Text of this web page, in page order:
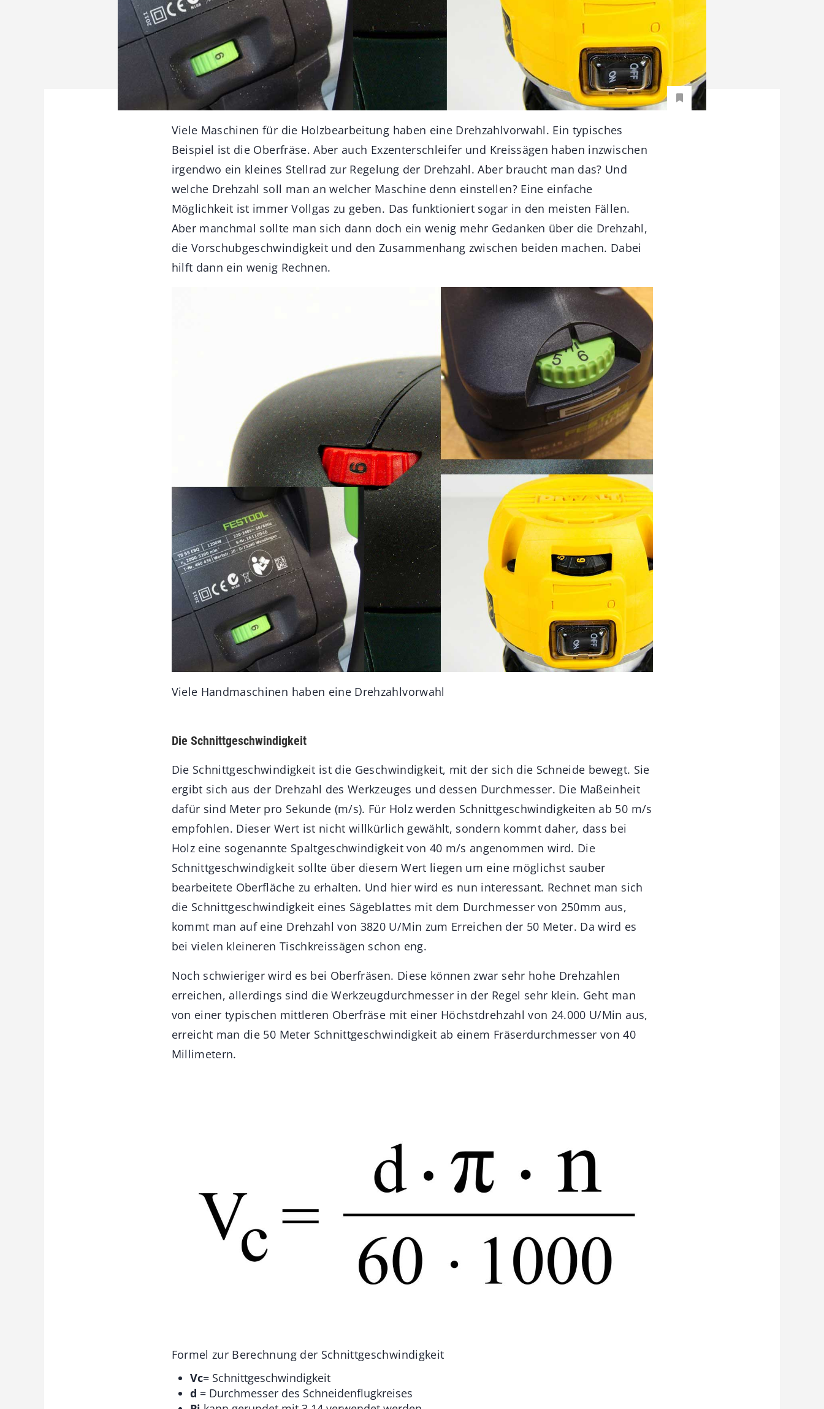
Viele Maschinen für die Holzbearbeitung haben eine Drehzahlvorwahl. Ein typisches
Beispiel ist die Oberfräse. Aber auch Exzenterschleifer und Kreissägen haben inzwischen
irgendwo ein kleines Stellrad zur Regelung der Drehzahl. Aber braucht man das? Und
welche Drehzahl soll man an welcher Maschine denn einstellen? Eine einfache
Möglichkeit ist immer Vollgas zu geben. Das funktioniert sogar in den meisten Fällen.
Aber manchmal sollte man sich dann doch ein wenig mehr Gedanken über die Drehzahl,
die Vorschubgeschwindigkeit und den Zusammenhang zwischen beiden machen. Dabei
hilft dann ein wenig Rechnen.
Viele Handmaschinen haben eine Drehzahlvorwahl
Die Schnittgeschwindigkeit
Die Schnittgeschwindigkeit ist die Geschwindigkeit, mit der sich die Schneide bewegt. Sie
ergibt sich aus der Drehzahl des Werkzeuges und dessen Durchmesser. Die Maßeinheit
dafür sind Meter pro Sekunde (m/s). Für Holz werden Schnittgeschwindigkeiten ab 50 m/s
empfohlen. Dieser Wert ist nicht willkürlich gewählt, sondern kommt daher, dass bei
Holz eine sogenannte Spaltgeschwindigkeit von 40 m/s angenommen wird. Die
Schnittgeschwindigkeit sollte über diesem Wert liegen um eine möglichst sauber
bearbeitete Oberfläche zu erhalten. Und hier wird es nun interessant. Rechnet man sich
die Schnittgeschwindigkeit eines Sägeblattes mit dem Durchmesser von 250mm aus,
kommt man auf eine Drehzahl von 3820 U/Min zum Erreichen der 50 Meter. Da wird es
bei vielen kleineren Tischkreissägen schon eng.
Noch schwieriger wird es bei Oberfräsen. Diese können zwar sehr hohe Drehzahlen
erreichen, allerdings sind die Werkzeugdurchmesser in der Regel sehr klein. Geht man
von einer typischen mittleren Oberfräse mit einer Höchstdrehzahl von 24.000 U/Min aus,
erreicht man die 50 Meter Schnittgeschwindigkeit ab einem Fräserdurchmesser von 40
Millimetern.
Formel zur Berechnung der Schnittgeschwindigkeit
Vc= Schnittgeschwindigkeit
d = Durchmesser des Schneidenflugkreises